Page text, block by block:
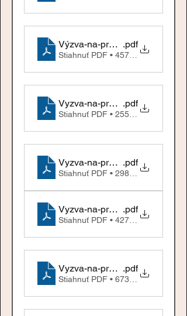
Výzva-na-predkladanie-
.pdf
Stiahnuť PDF • 457KB
Vyzva-na-predkladanie-
.pdf
Stiahnuť PDF • 255KB
Vyzva-na-predkladanie-
.pdf
Stiahnuť PDF • 298KB
Vyzva-na-predkladanie-ponuk-2
.pdf
Stiahnuť PDF • 427KB
Vyzva-na-predkladanie-
.pdf
Stiahnuť PDF • 673KB